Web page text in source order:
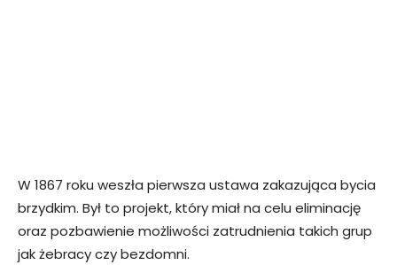
W 1867 roku weszła pierwsza ustawa zakazująca bycia
brzydkim. Był to projekt, który miał na celu eliminację
oraz pozbawienie możliwości zatrudnienia takich grup
jak żebracy czy bezdomni.